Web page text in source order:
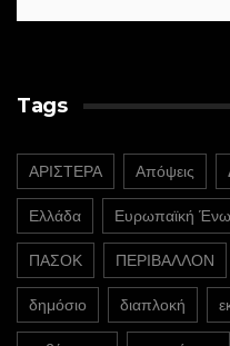
Tags
ΑΡΙΣΤΕΡΑ Απόψεις
Ελλάδα Ευρωπαϊκή
ΠΑΣΟΚ ΠΕΡΙΒΑΛΛΟΝ
δημόσιο διαπλοκή